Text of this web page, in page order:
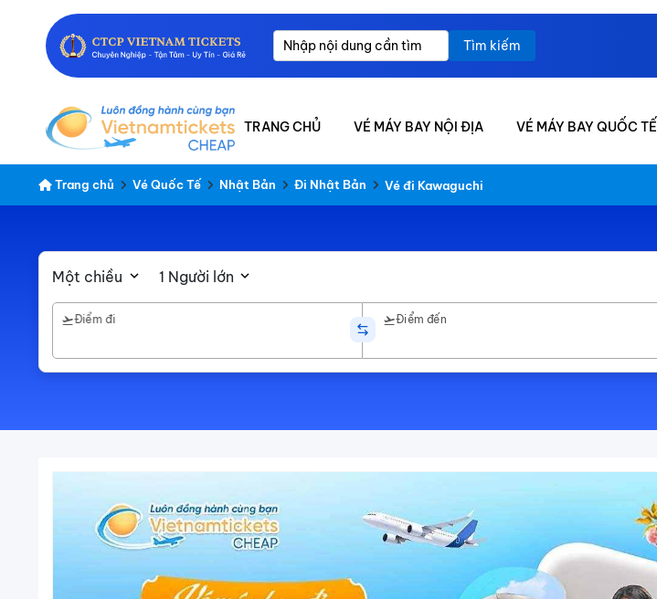
Tìm kiếm
TRANG CHỦ VÉ MÁY BAY NỘI ĐỊA VÉ MÁY BAY QUỐC TẾ
Trang chủ Vé Quốc Tế Nhật Bản Đi Nhật Bản Vé đi Kawaguchi
Một chiều 1 Người lớn
Điểm đi Điểm đến